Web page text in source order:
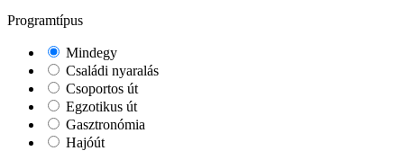
Programtípus
Mindegy
Családi nyaralás
Csoportos út
Egzotikus út
Gasztronómia
Hajóút